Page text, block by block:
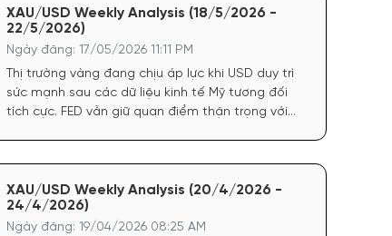
XAU/USD Weekly Analysis (18/5/2026 -
22/5/2026)
Ngày đăng: 17/05/2026 11:11 PM
Thị trường vàng đang chịu áp lực khi USD duy trì
sức mạnh sau các dữ liệu kinh tế Mỹ tương đối
tích cực. FED vẫn giữ quan điểm thận trọng với
XAU/USD Weekly Analysis (20/4/2026 -
24/4/2026)
Ngày đăng: 19/04/2026 08:25 AM